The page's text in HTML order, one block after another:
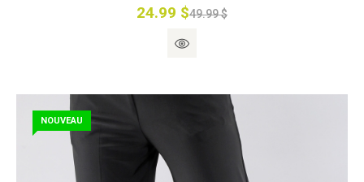
24.99 $49.99 $
NOUVEAU